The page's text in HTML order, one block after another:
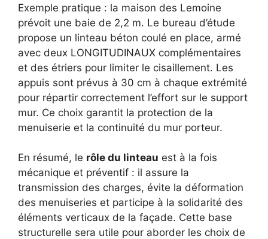
Exemple pratique : la maison des Lemoine
prévoit une baie de 2,2 m. Le bureau d’étude
propose un linteau béton coulé en place, armé
avec deux LONGITUDINAUX complémentaires
et des étriers pour limiter le cisaillement. Les
appuis sont prévus à 30 cm à chaque extrémité
pour répartir correctement l’effort sur le support
mur. Ce choix garantit la protection de la
menuiserie et la continuité du mur porteur.
En résumé, le rôle du linteau est à la fois
mécanique et préventif : il assure la
transmission des charges, évite la déformation
des menuiseries et participe à la solidarité des
éléments verticaux de la façade. Cette base
structurelle sera utile pour aborder les choix de